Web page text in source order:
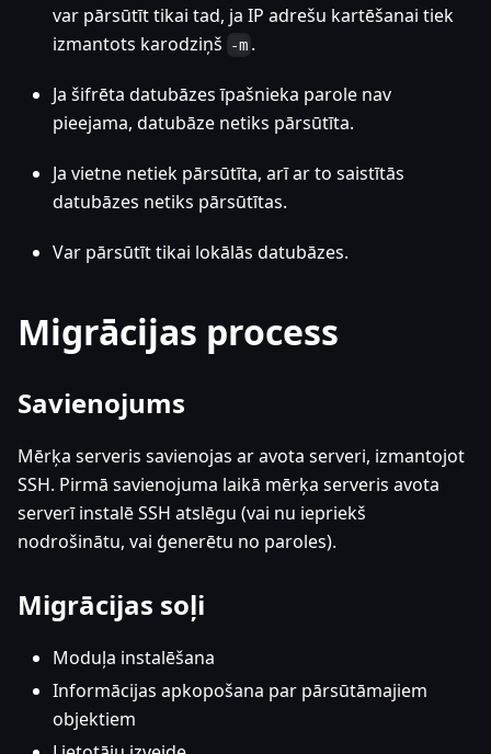
var pārsūtīt tikai tad, ja IP adrešu kartēšanai tiek
izmantots karodziņš
-m .
Ja šifrēta datubāzes īpašnieka parole nav
pieejama, datubāze netiks pārsūtīta.
Ja vietne netiek pārsūtīta, arī ar to saistītās
datubāzes netiks pārsūtītas.
Var pārsūtīt tikai lokālās datubāzes.
Migrācijas process
Savienojums
Mērķa serveris savienojas ar avota serveri, izmantojot
SSH. Pirmā savienojuma laikā mērķa serveris avota
serverī instalē SSH atslēgu (vai nu iepriekš
nodrošinātu, vai ģenerētu no paroles).
Migrācijas soļi
Moduļa instalēšana
Informācijas apkopošana par pārsūtāmajiem
objektiem